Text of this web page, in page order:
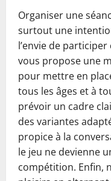
Organiser une
surtout une
l’envie de
vous propose une
pour mettre en
tous les âges et à
prévoir un cadre
des variantes
propice à la
le jeu ne devienne
compétition. Enfin,